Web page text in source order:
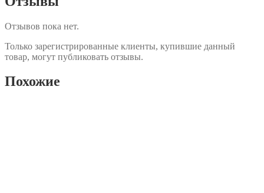
Отзывов пока нет.
Только зарегистрированные клиенты, купившие данный
товар, могут публиковать отзывы.
Похожие